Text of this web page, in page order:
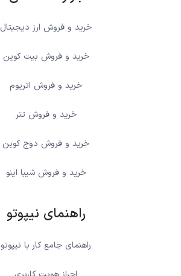
خرید و فروش ارز دیجیتال
خرید و فروش بیت کوین
خرید و فروش اتریوم
خرید و فروش تتر
خرید و فروش دوج کوین
خرید و فروش شیبا اینو
راهنمای نیپوتو
راهنمای جامع کار با نیپوتو